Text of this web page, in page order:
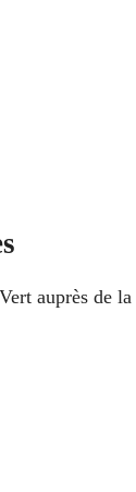
auprès de